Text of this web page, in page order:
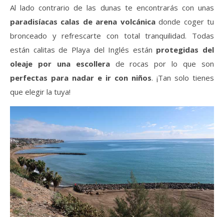
Al lado contrario de las dunas te encontrarás con unas
paradisíacas calas de arena volcánicadonde coger tu
bronceado y refrescarte con total tranquilidad. Todas
están calitas de Playa del Inglés están protegidas del
oleaje por una escollerade rocas por lo que son
perfectas para nadar e ir con niños. ¡Tan solo tienes
que elegir la tuya!